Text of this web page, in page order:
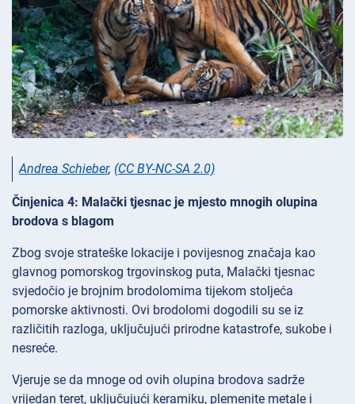
Andrea Schieber, (CC BY-NC-SA 2.0)
Činjenica 4: Malački tjesnac je mjesto mnogih olupina
brodova s blagom
Zbog svoje strateške lokacije i povijesnog značaja kao
glavnog pomorskog trgovinskog puta, Malački tjesnac
svjedočio je brojnim brodolomima tijekom stoljeća
pomorske aktivnosti. Ovi brodolomi dogodili su se iz
različitih razloga, uključujući prirodne katastrofe, sukobe i
nesreće.
Vjeruje se da mnoge od ovih olupina brodova sadrže
vrijedan teret, uključujući keramiku, plemenite metale i